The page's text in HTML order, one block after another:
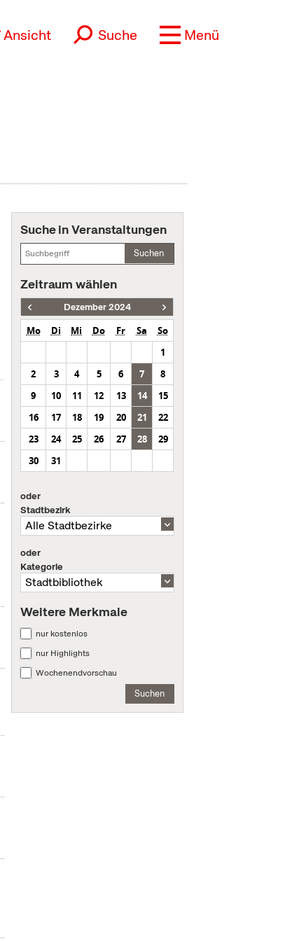
Ansicht Suche Menü
Suche in Veranstaltungen
Suchen
Zeitraum wählen
Dezember 2024
Mo Di Mi Do Fr Sa
So
1
2
3 4 5 6 7
8
9
10 11 12 13 14
15
16
17 18 19 20 21
22
23
24 25 26 27 28
29
30
31
oder
Stadtbezirk
oder
Kategorie
Weitere Merkmale
nur kostenlos
nur Highlights
Wochenendvorschau
Suchen